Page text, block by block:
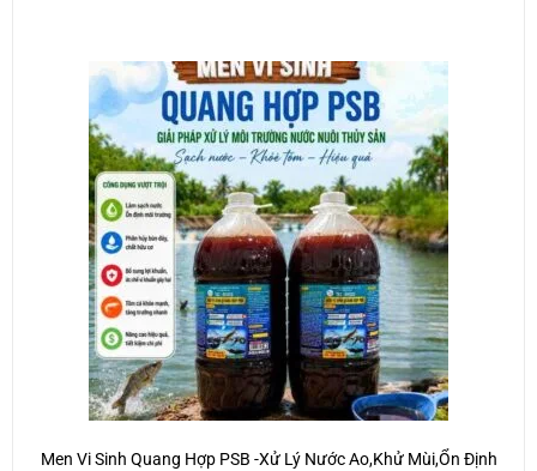
Men Vi Sinh Quang Hợp PSB -Xử Lý Nước Ao,Khử Mùi,Ổn Định